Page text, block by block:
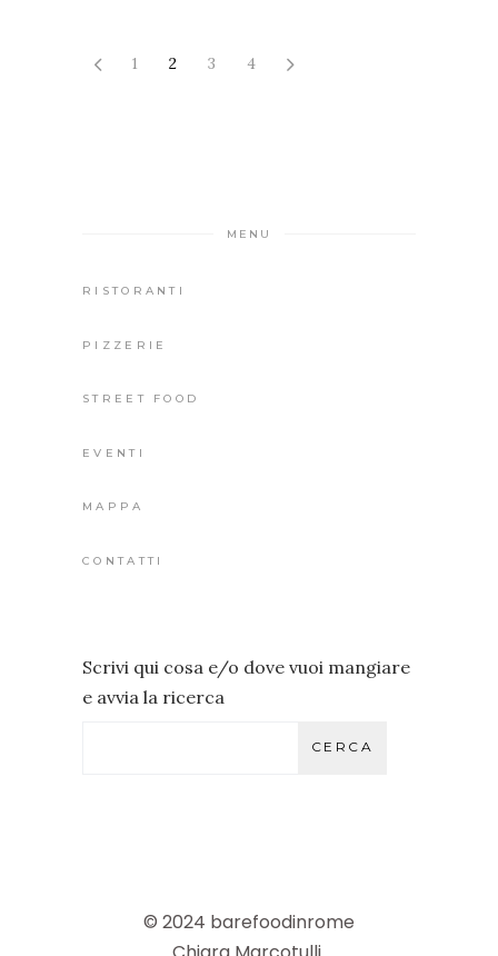
1 2 3 4
MENU
RISTORANTI
PIZZERIE
STREET FOOD
EVENTI
MAPPA
CONTATTI
Scrivi qui cosa e/o dove vuoi mangiare
e avvia la ricerca
CERCA
© 2024 barefoodinrome